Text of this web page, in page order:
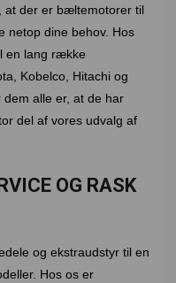
at der er bæltemotorer til
netop dine behov. Hos
en lang række
Kobelco, Hitachi og
alle er, at de har
del af vores udvalg af
OG RASK
og ekstraudstyr til en
Hos os er